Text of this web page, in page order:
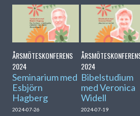
ÅRSMÖTESKONFERENS
2024
Seminarium med
Esbjörn
Hagberg
2024-07-26
2024
Bibelstudium
med Veronica
Widell
2024-07-19